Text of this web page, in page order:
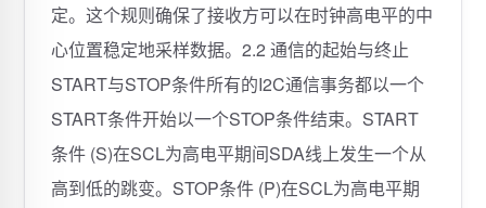
定。这个规则确保了接收方可以在时钟高电平的中
心位置稳定地采样数据。2.2 通信的起始与终止
START与STOP条件所有的I2C通信事务都以一个
START条件开始以一个STOP条件结束。START
条件 (S)在SCL为高电平期间SDA线上发生一个从
高到低的跳变。STOP条件 (P)在SCL为高电平期